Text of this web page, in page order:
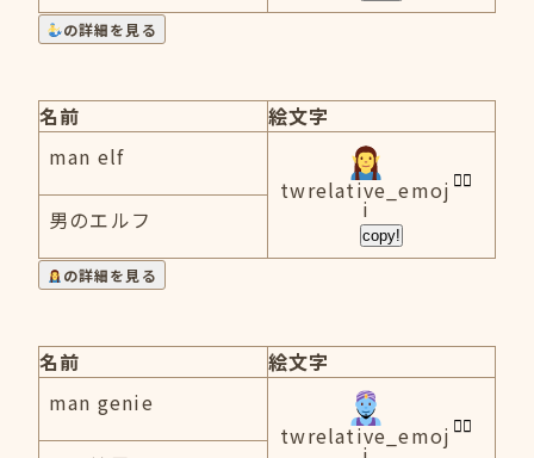
の詳細を見る
名前
絵文字
man elf
twrelative_emoj
i
copy!
男のエルフ
の詳細を見る
名前
絵文字
man genie
twrelative_emoj